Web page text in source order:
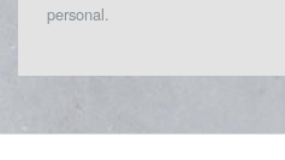
personal.